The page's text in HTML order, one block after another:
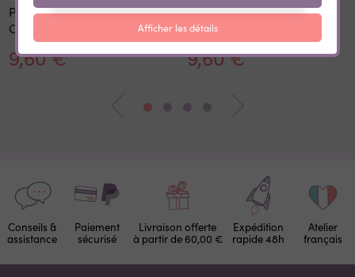
Pochon personnalisable
Cerf
9,60 €
Pochon personnalisable
Baleine
9,60 €
Conseils &
assistance
Paiement
sécurisé
Livraison offerte
à partir de 60,00 €
Expédition
rapide 48h
Atelier
français
Afficher les détails